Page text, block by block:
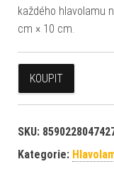
každého hlavolamu
cm × 10 cm.
KOUPIT
SKU:
Kategorie: